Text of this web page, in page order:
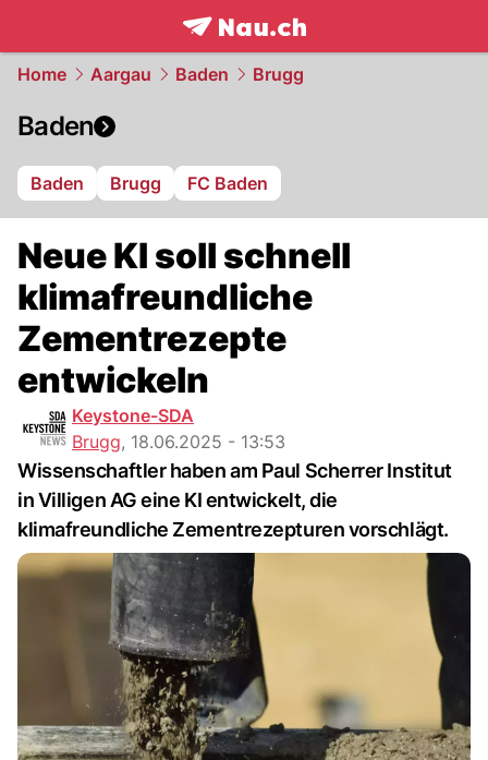
frontpage.NAU.ch
Home Aargau Baden Brugg
Baden
Baden Brugg FC Baden
Neue KI soll schnell
klimafreundliche
Zementrezepte
entwickeln
Keystone-SDA
Brugg, 18.06.2025 - 13:53
Wissenschaftler haben am Paul Scherrer Institut
in Villigen AG eine KI entwickelt, die
klimafreundliche Zementrezepturen vorschlägt.